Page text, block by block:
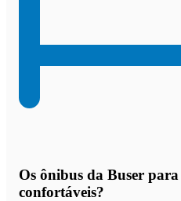
Os ônibus da Buser
confortáveis?